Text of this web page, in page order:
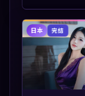
凑，值得加入片
日本 完结